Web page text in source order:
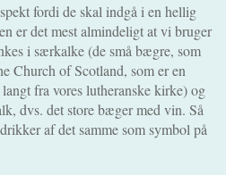
fordi de skal indgå i en hellig
er det mest almindeligt at vi bruger
i særkalke (de små bægre, som
Church of Scotland, som er en
fra vores lutheranske kirke) og
dvs. det store bæger med vin. Så
af det samme som symbol på